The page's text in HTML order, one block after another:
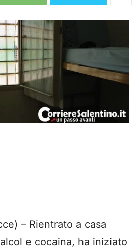
– Rientrato a casa
e cocaina, ha iniziato